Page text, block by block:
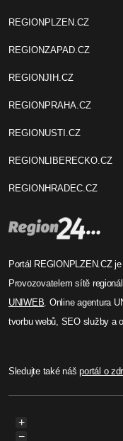
REGIONPLZEN.CZ
REGIONZAPAD.CZ
REGIONJIH.CZ
REGIONPRAHA.CZ
REGIONUSTI.CZ
REGIONLIBERECKO.CZ
REGIONHRADEC.CZ
Portál REGIONPLZEN.CZ
Provozovatelem sítě
UNIWEB. Online agentura
tvorbu webů, SEO služby a
Sledujte také nášportál o
+
−